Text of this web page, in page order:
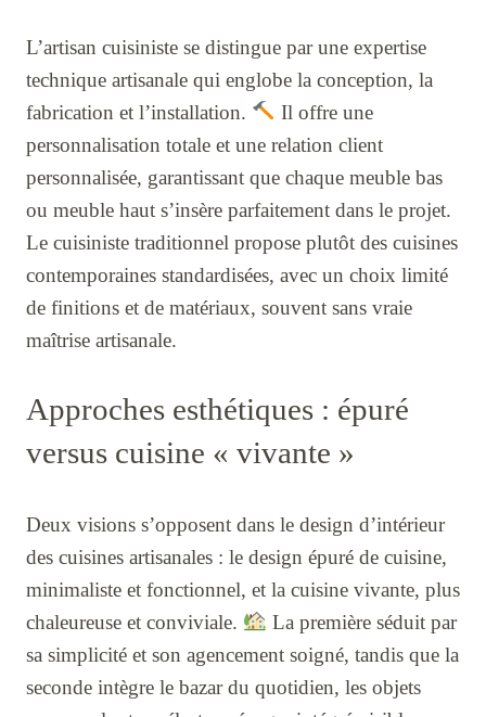
L’artisan cuisiniste se distingue par une expertise
technique artisanale qui englobe la conception, la
fabrication et l’installation.
Il offre une
personnalisation totale et une relation client
personnalisée, garantissant que chaque meuble bas
ou meuble haut s’insère parfaitement dans le projet.
Le cuisiniste traditionnel propose plutôt des cuisines
contemporaines standardisées, avec un choix limité
de finitions et de matériaux, souvent sans vraie
maîtrise artisanale.
Approches esthétiques : épuré
versus cuisine « vivante »
Deux visions s’opposent dans le design d’intérieur
des cuisines artisanales : le design épuré de cuisine,
minimaliste et fonctionnel, et la cuisine vivante, plus
chaleureuse et conviviale.
La première séduit par
sa simplicité et son agencement soigné, tandis que la
seconde intègre le bazar du quotidien, les objets